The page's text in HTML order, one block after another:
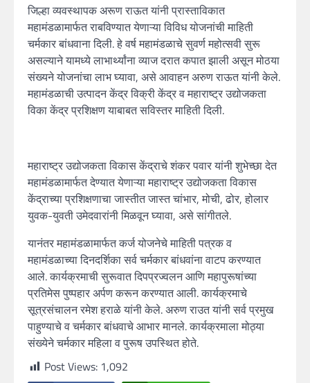
जिल्हा व्यवस्थापक अरूण राऊत यांनी प्रास्ताविकात
महामंडळामार्फत राबविण्यात येणाऱ्या विविध योजनांची माहिती
चर्मकार बांधवाना दिली. हे वर्ष महामंडळाचे सुवर्ण महोत्सवी सुरू
असल्याने यामध्ये लाभार्थ्यांना व्याज दरात कपात झाली असून मोठया
संख्यने योजनांचा लाभ घ्यावा, असे आवाहन अरुण राऊत यांनी केले.
महामंडळाची उत्पादन केंद्र विक्री केंद्र व महाराष्ट्र उद्योजकता
विका केंद्र प्रशिक्षण याबाबत सविस्तर माहिती दिली.
महाराष्ट्र उद्योजकता विकास केंद्राचे शंकर पवार यांनी शुभेच्छा देत
महामंडळामार्फत देण्यात येणाऱ्या महाराष्ट्र उद्योजकता विकास
केंद्राच्या प्रशिक्षणाचा जास्तीत जास्त चांभार, मोची, ढोर, होलार
युवक-युवती उमेदवारांनी मिळवून घ्यावा, असे सांगीतले.
यानंतर महामंडळामार्फत कर्ज योजनेचे माहिती पत्रक व
महामंडळाच्या दिनदर्शिका सर्व चर्मकार बांधवांना वाटप करण्यात
आले. कार्यक्रमाची सुरूवात दिपप्रज्वलन आणि महापुरूषांच्या
प्रतिमेस पुष्पहार अर्पण करून करण्यात आली. कार्यक्रमाचे
सूत्रसंचालन रमेश हराळे यांनी केले. अरुण राउत यांनी सर्व प्रमुख
पाहुण्याचे व चर्मकार बांधवाचे आभार मानले. कार्यक्रमाला मोठ्या
संख्येने चर्मकार महिला व पुरूष उपस्थित होते.
Post Views: 1,092